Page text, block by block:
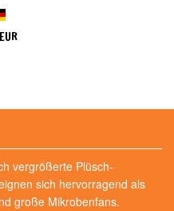
vergrößerte Plüsch-
sich hervorragend als
große Mikrobenfans.